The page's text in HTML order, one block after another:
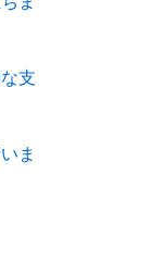
支
ま